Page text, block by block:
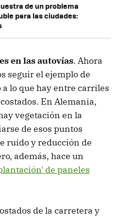
de un problema
para las ciudades:
en las autovías. Ahora
seguir el ejemplo de
lo que hay entre carriles
En Alemania,
vegetación en la
de esos puntos
ruido y reducción de
además, hace un
de paneles
de la carretera y